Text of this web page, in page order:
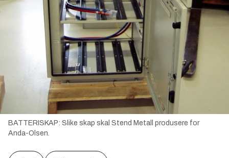
BATTERISKAP: Slike skap skal Stend Metall produsere for
Anda-Olsen.